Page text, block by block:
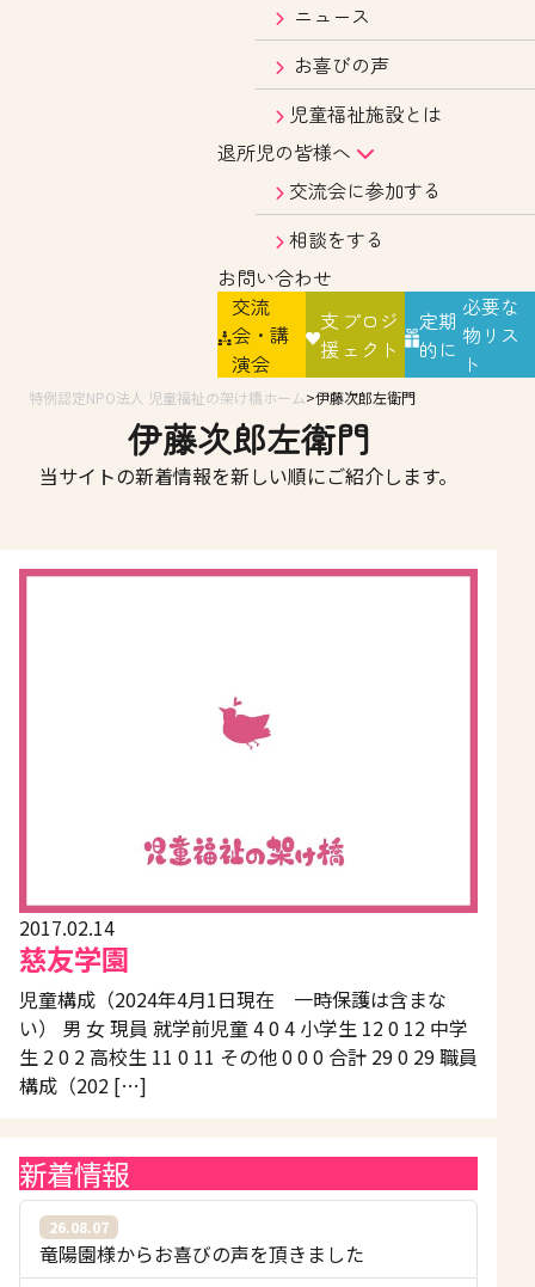
ニュース
お喜びの声
児童福祉施設とは
退所児の皆様へ
交流会に参加する
相談をする
お問い合わせ
交流
会・講
演会
支
援
プロジ
ェクト
定期
的に
必要な
物リス
ト
特例認定NPO法人 児童福祉の架け橋ホーム 伊藤次郎左衛門
伊藤次郎左衛門
当サイトの新着情報を新しい順にご紹介します。
2017.02.14
慈友学園
児童構成（2024年4月1日現在 一時保護は含まな
い） 男 女 現員 就学前児童 4 0 4 小学生 12 0 12 中学
生 2 0 2 高校生 11 0 11 その他 0 0 0 合計 29 0 29 職員
構成（202 […]
新着情報
26.08.07
竜陽園様からお喜びの声を頂きました